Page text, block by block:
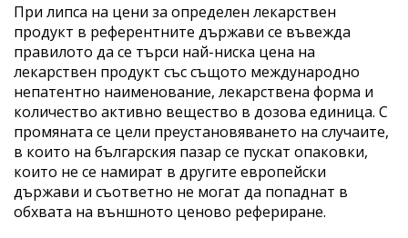
При липса на цени за определен лекарствен
продукт в референтните държави се въвежда
правилото да се търси най-ниска цена на
лекарствен продукт със същото международно
непатентно наименование, лекарствена форма и
количество активно вещество в дозова единица. С
промяната се цели преустановяването на случаите,
в които на българския пазар се пускат опаковки,
които не се намират в другите европейски
държави и съответно не могат да попаднат в
обхвата на външното ценово рефериране.